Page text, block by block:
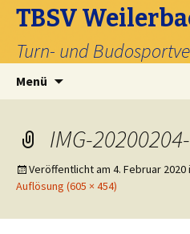
TBSV
Turn- und
Menü
IMG-
Veröffentlicht am 4. Februar 2020
Auflösung (605 × 454)